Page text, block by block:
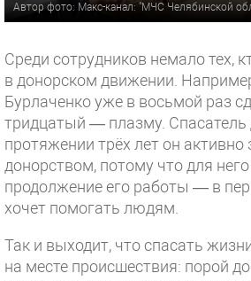
Автор фото: Макс-канал: "МЧС Челябинской
Среди сотрудников немало тех,
в донорском движении.
Бурлаченко уже в восьмой раз
тридцатый — плазму. Спасатель
протяжении трёх лет он активно
донорством, потому что для него
продолжение его работы — в
хочет помогать людям.
Так и выходит, что спасать
на месте происшествия: порой